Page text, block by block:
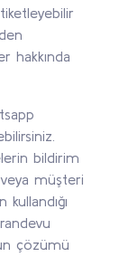
hakkında
bildirim
müşteri
çözümü